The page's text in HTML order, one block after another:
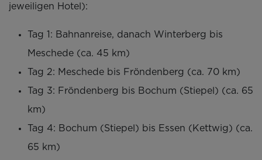
jeweiligen Hotel):
Tag 1: Bahnanreise, danach Winterberg bis
Meschede (ca. 45 km)
Tag 2: Meschede bis Fröndenberg (ca. 70 km)
Tag 3: Fröndenberg bis Bochum (Stiepel) (ca. 65
km)
Tag 4: Bochum (Stiepel) bis Essen (Kettwig) (ca.
65 km)